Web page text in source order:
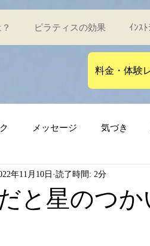
ピラティスの効果 ｲﾝｽ
料金・体験
メッセージ 気づき
にんげんのからだ
と星のつ
年11月10日 読了時間: 2分